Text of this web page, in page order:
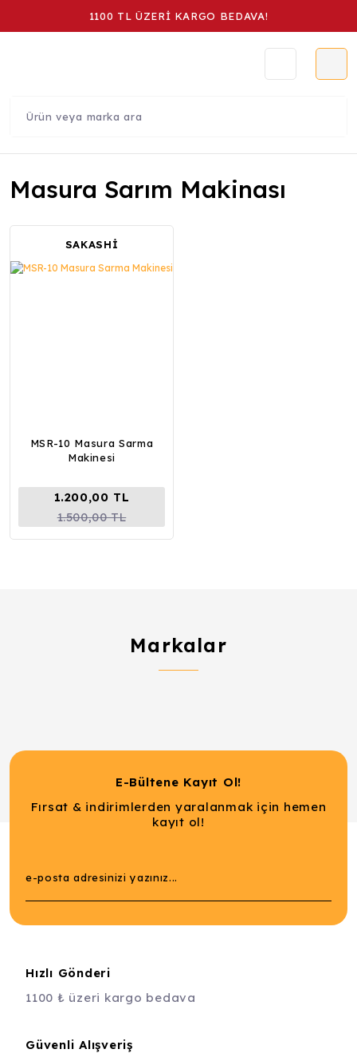
1100 TL ÜZERİ KARGO BEDAVA!
Masura Sarım Makinası
SAKASHİ
MSR-10 Masura Sarma
Makinesi
1.200,00 TL
1.500,00 TL
Markalar
E-Bültene Kayıt Ol!
Fırsat & indirimlerden yaralanmak için hemen
kayıt ol!
Hızlı Gönderi
1100 ₺ üzeri kargo bedava
Güvenli Alışveriş